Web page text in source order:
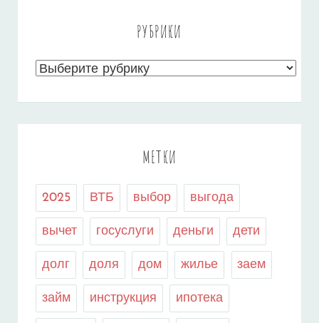
РУБРИКИ
Рубрики
МЕТКИ
2025 ВТБ выбор выгода
вычет госуслуги деньги дети
долг доля дом жилье заем
займ инструкция ипотека